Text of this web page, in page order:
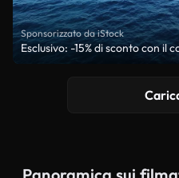
Sponsorizzato da iStock
Esclusivo: -15% di sconto con il